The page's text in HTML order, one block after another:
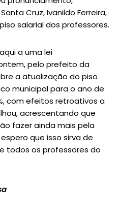
Cruz, Ivanildo Ferreira,
salarial dos professores.
a uma lei
pelo prefeito da
a atualização do piso
municipal para o ano de
com efeitos retroativos a
acrescentando que
fazer ainda mais pela
que isso sirva de
todos os professores do